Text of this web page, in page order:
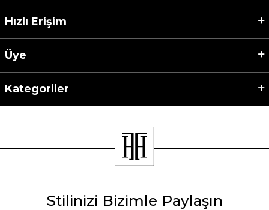
Hızlı Erişim
Üye
Kategoriler
Stilinizi Bizimle Paylaşın